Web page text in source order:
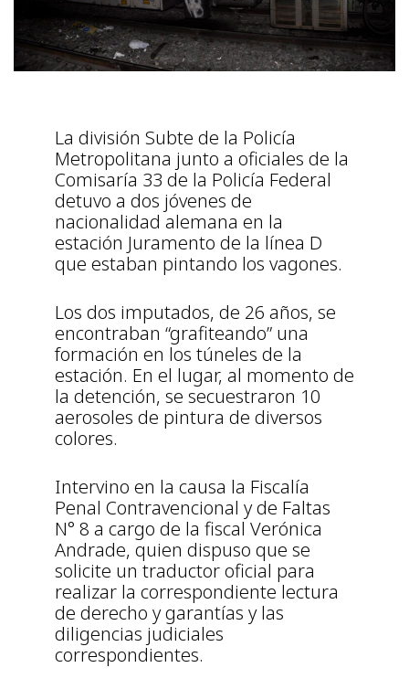
La división Subte de la Policía
Metropolitana junto a oficiales de la
Comisaría 33 de la Policía Federal
detuvo a dos jóvenes de
nacionalidad alemana en la
estación Juramento de la línea D
que estaban pintando los vagones.
Los dos imputados, de 26 años, se
encontraban “grafiteando” una
formación en los túneles de la
estación. En el lugar, al momento de
la detención, se secuestraron 10
aerosoles de pintura de diversos
colores.
Intervino en la causa la Fiscalía
Penal Contravencional y de Faltas
N° 8 a cargo de la fiscal Verónica
Andrade, quien dispuso que se
solicite un traductor oficial para
realizar la correspondiente lectura
de derecho y garantías y las
diligencias judiciales
correspondientes.